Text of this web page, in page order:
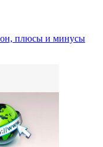
плюсы и минусы